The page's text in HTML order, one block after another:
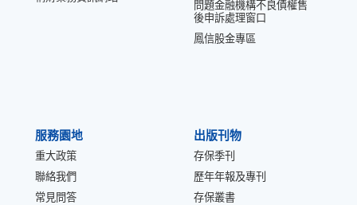
問題金融機構不良債權售
後申訴處理窗口
鳳信股金專區
服務園地
重大政策
聯絡我們
常見問答
出版刊物
存保季刊
歷年年報及專刊
存保叢書